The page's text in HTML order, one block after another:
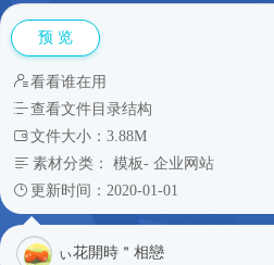
预 览
看看谁在用
查看文件目录结构
文件大小：3.88M
素材分类： 模板- 企业网站
更新时间：2020-01-01
ぃ花開時＂相戀